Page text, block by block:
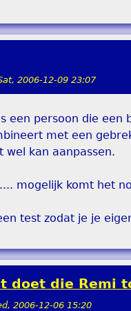
2006-12-09 23:07
een persoon die
met een
wel kan aanpassen.
mogelijk komt het
test zodat je je
doet die Remi
2006-12-06 15:20